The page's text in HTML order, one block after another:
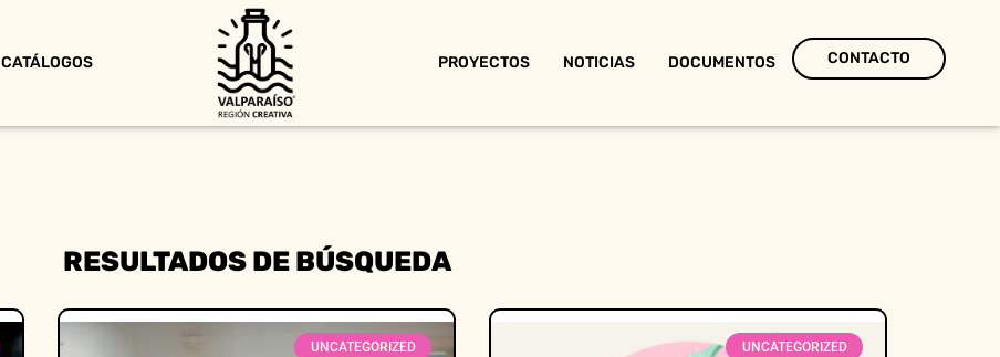
CATÁLOGOS PROYECTOS NOTICIAS DOCUMENTOS CONTACTO
RESULTADOS DE BÚSQUEDA
UNCATEGORIZED UNCATEGORIZED